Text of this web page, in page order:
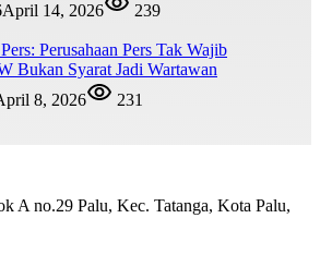
April 14, 2026
239
Perusahaan Pers Tak Wajib
Bukan Syarat Jadi Wartawan
8, 2026 231
A no.29 Palu, Kec. Tatanga, Kota Palu,